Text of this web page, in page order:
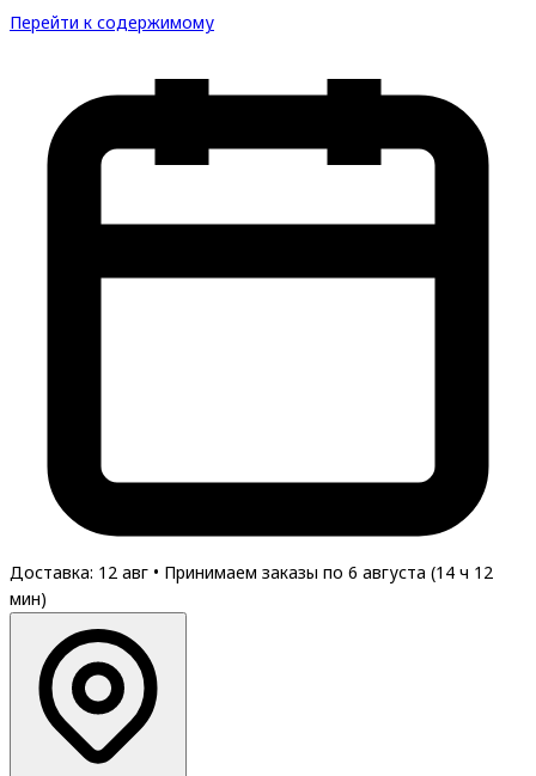
Перейти к содержимому
Доставка: 12 авг • Принимаем заказы по 6 августа (14 ч 12
мин)